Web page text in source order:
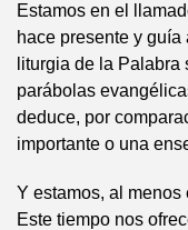
Estamos en el
hace presente y
liturgia de la
parábolas
deduce, por
importante o una
Y estamos, al menos
Este tiempo nos